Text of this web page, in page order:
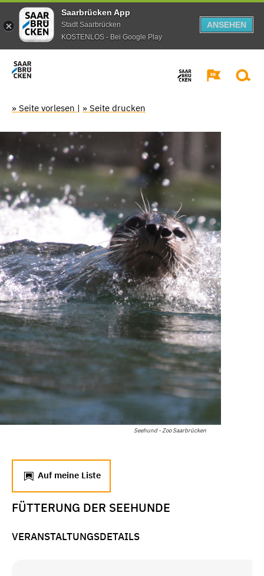
Saarbrücken App
Stadt Saarbrücken
KOSTENLOS - Bei Google Play
ANSEHEN
» Seite vorlesen | » Seite drucken
Seehund - Zoo Saarbrücken
Auf meine Liste
FÜTTERUNG DER SEEHUNDE
VERANSTALTUNGSDETAILS